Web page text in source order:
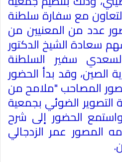
مع سفارة سلطنة
عدد من المعنيين من
سعادة الشيخ الدكتور
سفير السلطنة
الصين، وقد بدأ الحضور
المصاحب "ملامح من
الضوئي بجمعية
واستمع الحضور إلى شرح
المصور عمر الزدجالي